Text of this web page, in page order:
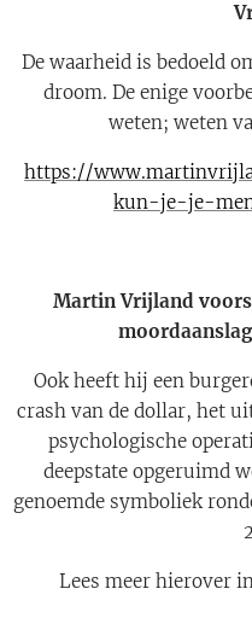
De waarheid is bedoeld
droom. De enige
weten; weten
https://
kun-je-je-
Martin Vrijland
Ook heeft hij een
crash van de dollar, het
psychologische
deepstate opgeruimd
genoemde symboliek
Lees meer hierover